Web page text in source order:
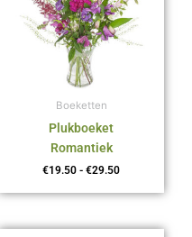
Boeketten
Plukboeket
Romantiek
€19.50 - €29.50